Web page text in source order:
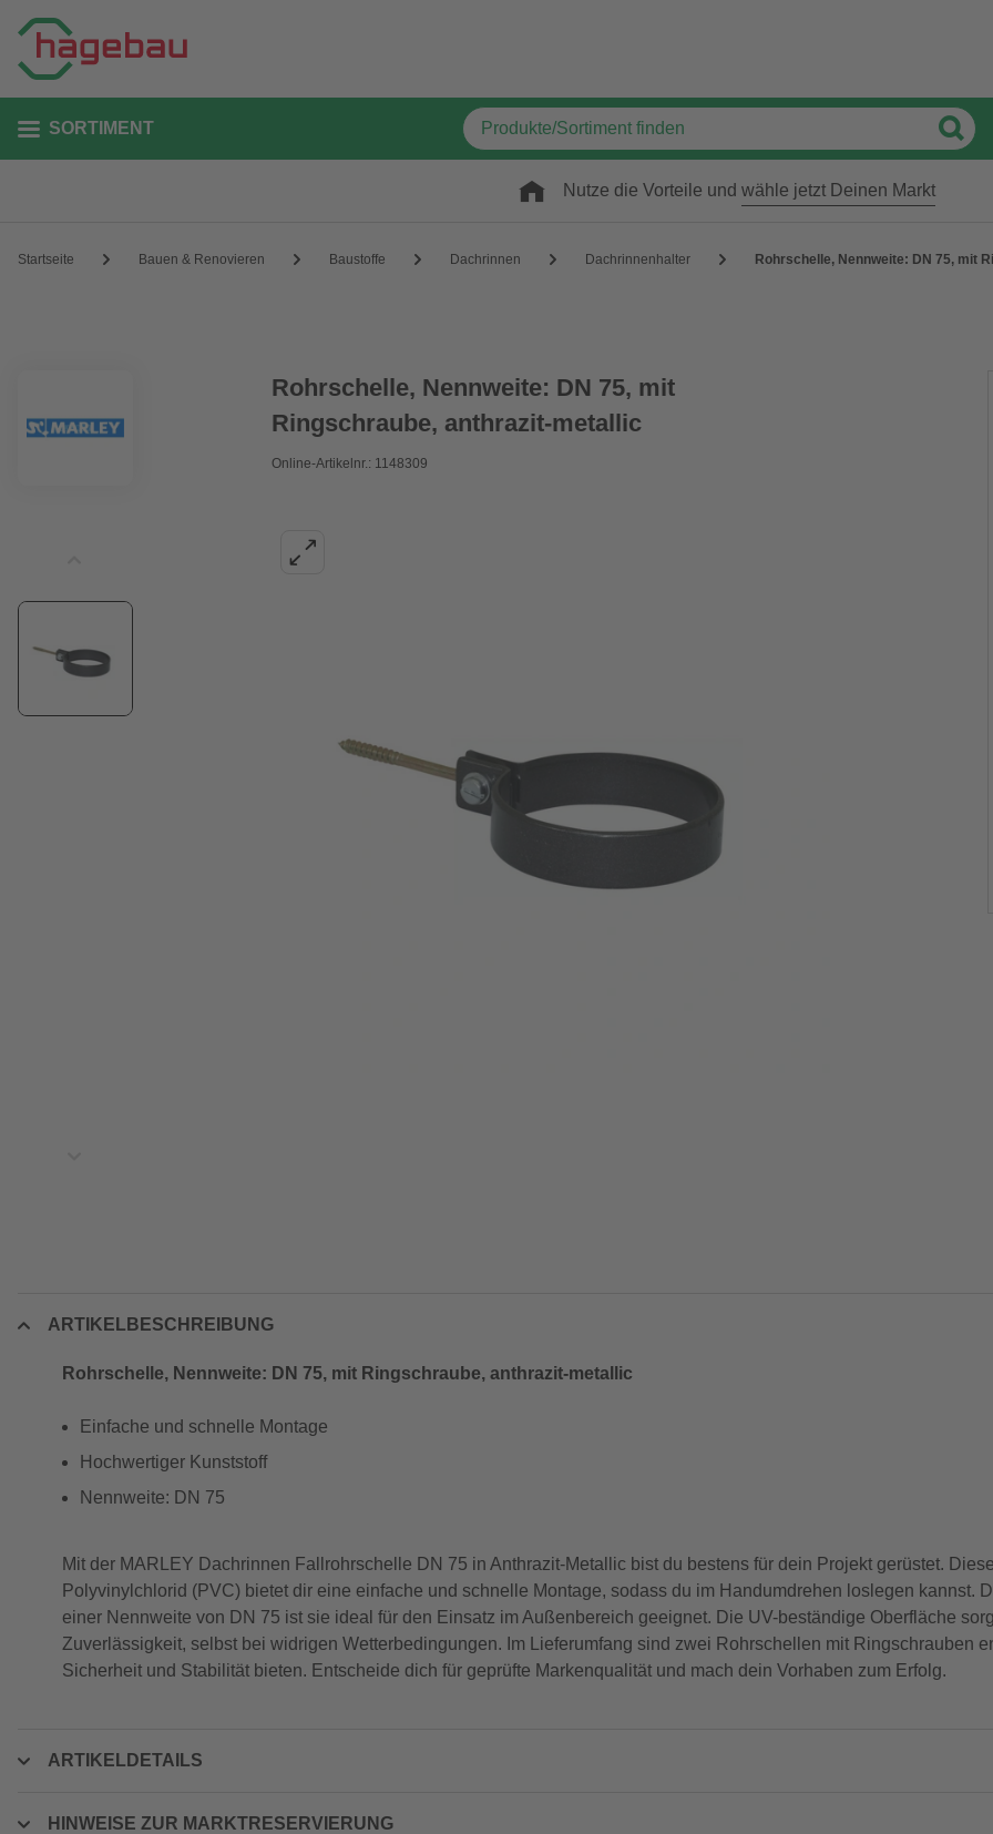
SORTIMENT
Nutze die Vorteile und wähle jetzt Deinen Markt
Startseite Bauen & Renovieren Baustoffe Dachrinnen Dachrinnenhalter Rohrschelle, Nennweite: DN 75, mit
Rohrschelle, Nennweite: DN 75, mit
Ringschraube, anthrazit-metallic
Online-Artikelnr.: 1148309
ARTIKELBESCHREIBUNG
Rohrschelle, Nennweite: DN 75, mit Ringschraube, anthrazit-metallic
Einfache und schnelle Montage
Hochwertiger Kunststoff
Nennweite: DN 75
Mit der MARLEY Dachrinnen Fallrohrschelle DN 75 in Anthrazit-Metallic bist du bestens für dein Projekt gerüstet.
Polyvinylchlorid (PVC) bietet dir eine einfache und schnelle Montage, sodass du im Handumdrehen loslegen kannst.
einer Nennweite von DN 75 ist sie ideal für den Einsatz im Außenbereich geeignet. Die UV-beständige Oberfläche
Zuverlässigkeit, selbst bei widrigen Wetterbedingungen. Im Lieferumfang sind zwei Rohrschellen mit Ringschrauben
Sicherheit und Stabilität bieten. Entscheide dich für geprüfte Markenqualität und mach dein Vorhaben zum Erfolg.
ARTIKELDETAILS
HINWEISE ZUR MARKTRESERVIERUNG